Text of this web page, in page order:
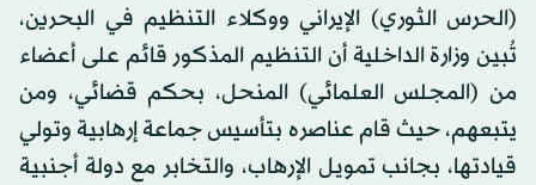
(الحرس الثوري) الإيراني ووكلاء التنظيم في البحرين،
تُبين وزارة الداخلية أن التنظيم المذكور قائم على أعضاء
من (المجلس العلمائي) المنحل، بحكم قضائي، ومن
يتبعهم، حيث قام عناصره بتأسيس جماعة إرهابية وتولي
قيادتها، بجانب تمويل الإرهاب، والتخابر مع دولة أجنبية